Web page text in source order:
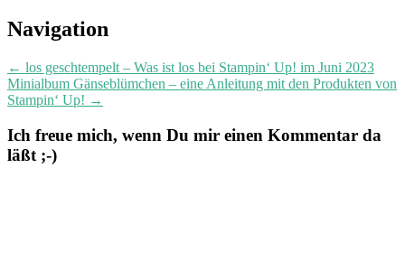
Post
Navigation
← los geschtempelt – Was ist los bei Stampin‘ Up! im Juni 2023
Minialbum Gänseblümchen – eine Anleitung mit den Produkten von
Stampin‘ Up! →
Ich freue mich, wenn Du mir einen Kommentar da
läßt ;-)